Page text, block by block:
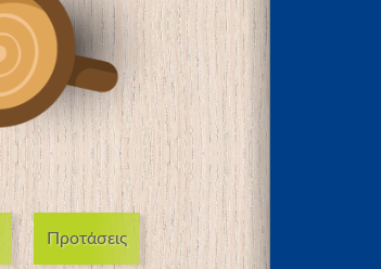
Προτάσεις